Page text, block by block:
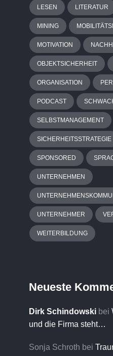
LESEN LITERATUR
MINING
MOTIVATION
OBJEKTSICHERHEIT
ORGANISATION
PODCAST
SELBSTMANAGEMENT
SICHERHEITSSTRATEGIE
SPONSORED
UNTERNEHMEN
UNTERNEHMER
WEITERBILDUNG
Neueste
Dirk Schindowski bei
und die Firma steht…
Sonja Schroth bei